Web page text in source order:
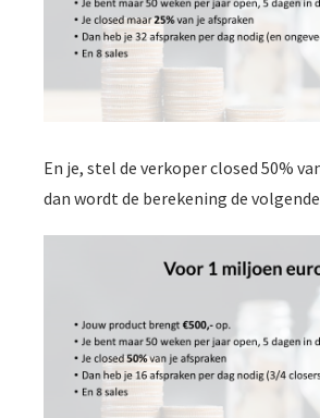
En je, stel de verkoper closed 50%
dan wordt de berekening de